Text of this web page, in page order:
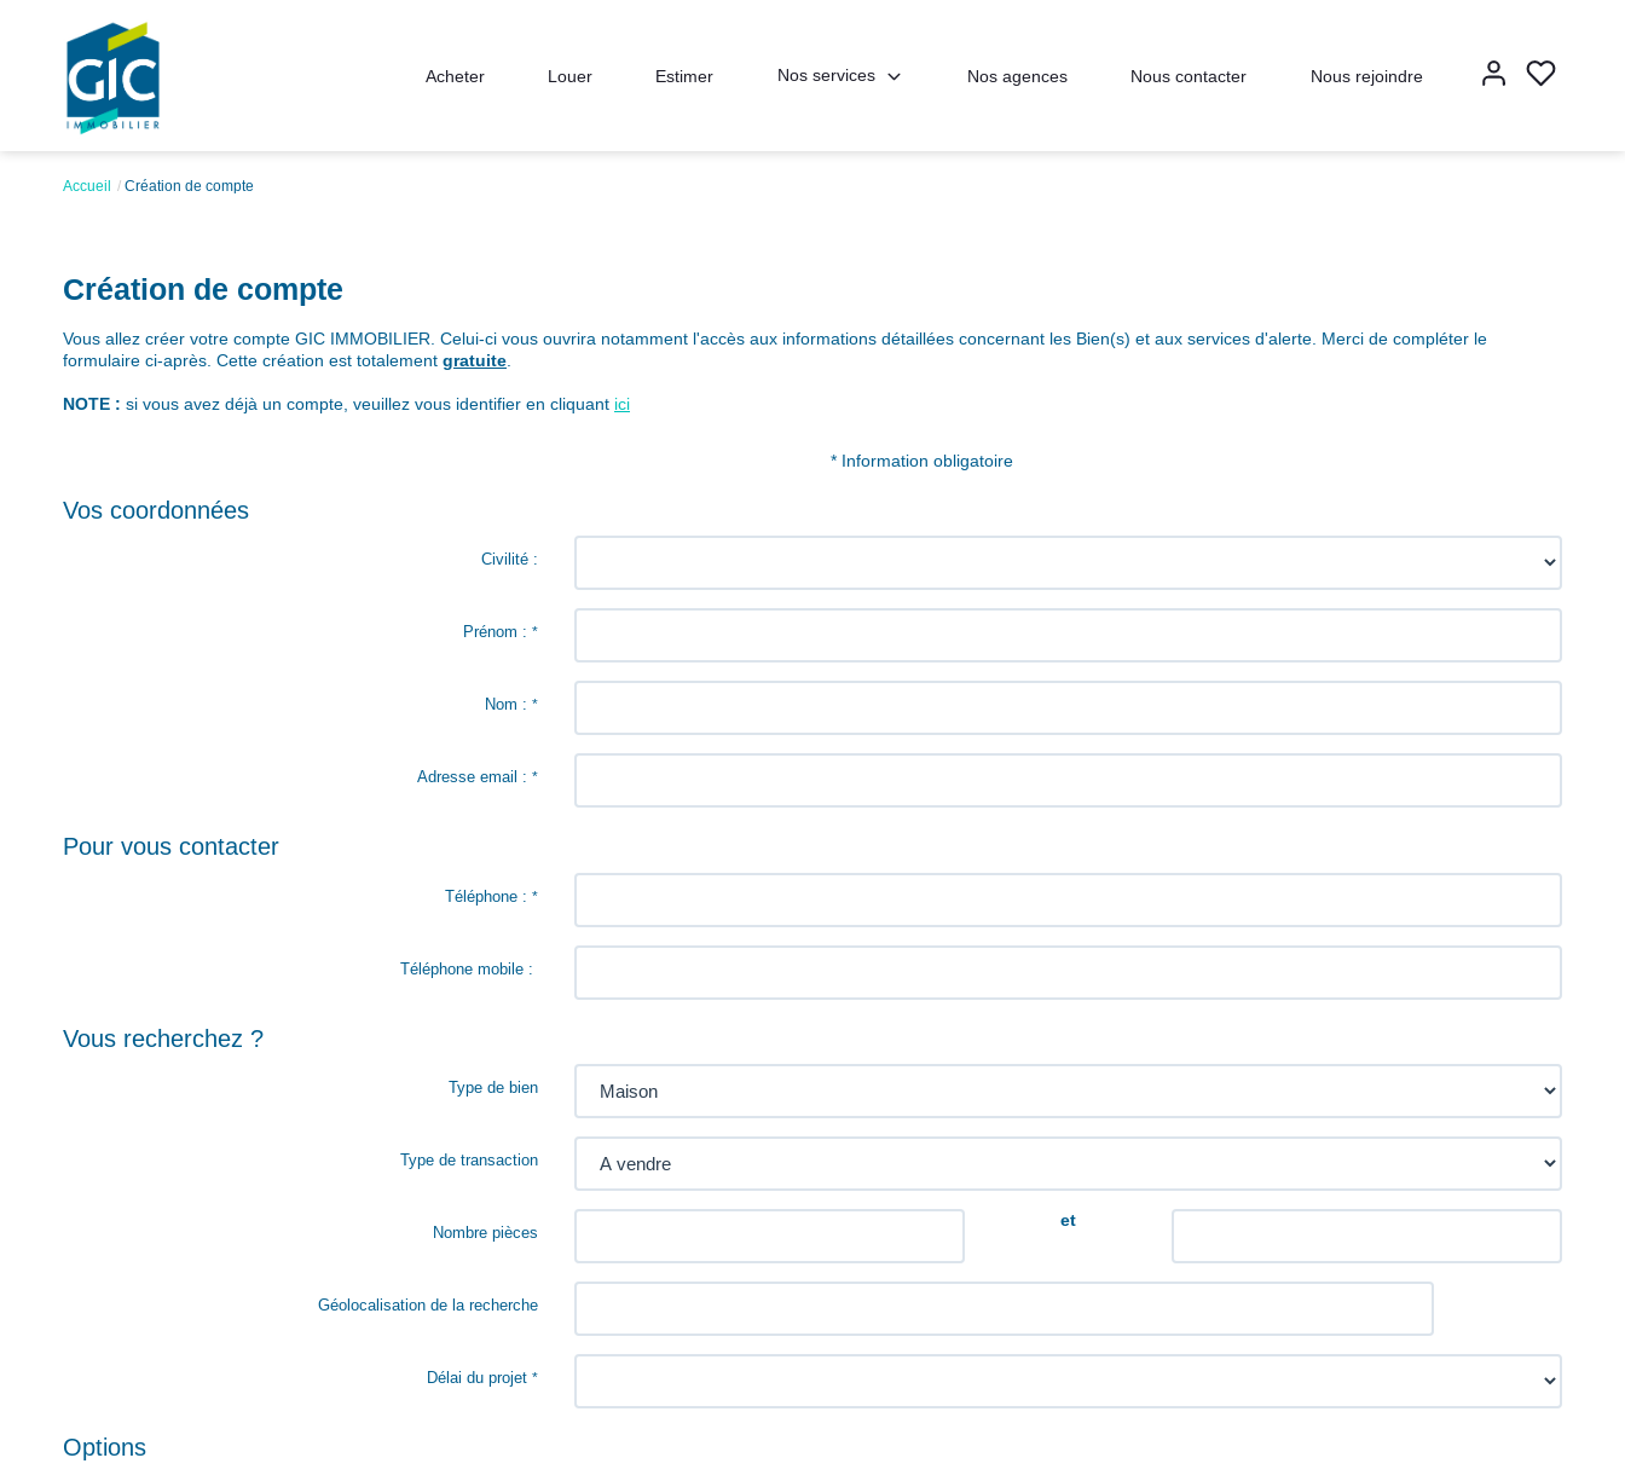
Acheter Louer Estimer Nos services Nos agences Nous contacter Nous rejoindre
Accueil Création de compte
Création de compte
Vous allez créer votre compte GIC IMMOBILIER. Celui-ci vous ouvrira notamment l'accès aux informations détaillées concernant les Bien(s) et aux services d'alerte. Merci de compléter le
formulaire ci-après. Cette création est totalement gratuite
NOTE : si vous avez déjà un compte, veuillez vous identifier en cliquant ici
* Information obligatoire
Vos coordonnées
Civilité :
Prénom :*
Nom :*
Adresse email :*
Pour vous contacter
Téléphone :*
Téléphone mobile :
Vous recherchez ?
Type de bien
Type de transaction
Nombre pièces
et
Géolocalisation de la recherche
Délai du projet*
Options